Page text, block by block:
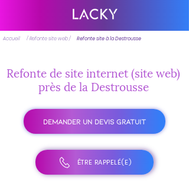
Accueil / Refonte site web / Refonte site à la Destrousse
Refonte de site internet (site web)
près de la Destrousse
DEMANDER UN DEVIS GRATUIT
ÊTRE RAPPELÉ(E)